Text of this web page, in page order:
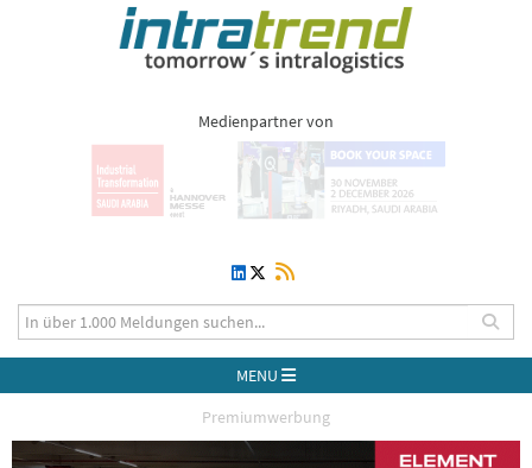
Medienpartner von
MENU
Premiumwerbung